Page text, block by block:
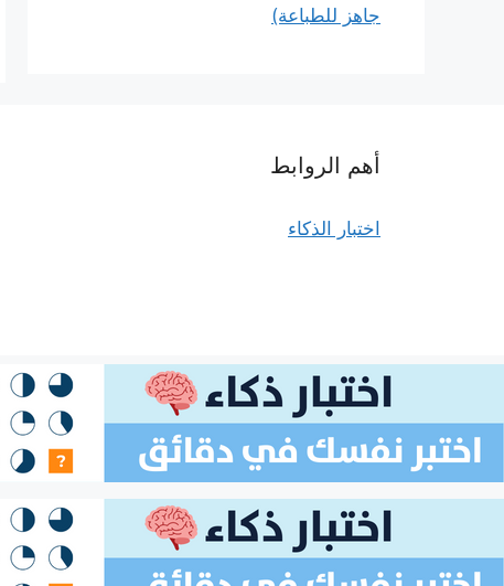
جاهز للطباعة)
أهم الروابط
اختبار الذكاء